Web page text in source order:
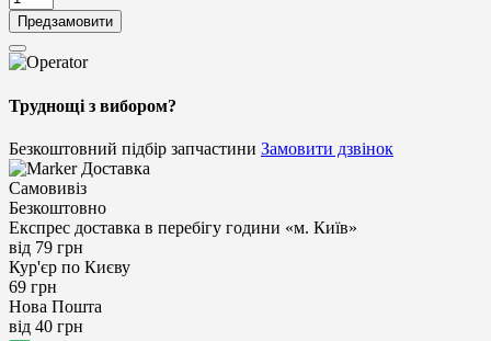
Предзамовити
Труднощі з вибором?
Безкоштовний підбір запчастини Замовити дзвінок
Доставка
Самовивіз
Безкоштовно
Експрес доставка в перебігу години «м. Київ»
від 79 грн
Кур'єр по Києву
69 грн
Нова Пошта
від 40 грн